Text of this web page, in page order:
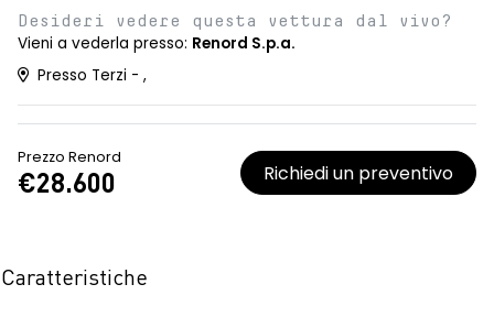
Desideri vedere questa vettura dal vivo?
Vieni a vederla presso: Renord S.p.a.
Presso Terzi - ,
Prezzo Renord
€28.600 Richiedi un preventivo
Caratteristiche